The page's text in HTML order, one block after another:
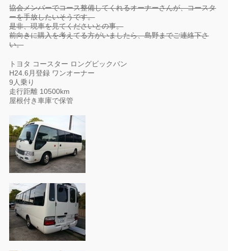
協会メンバーでコース整備してくれるオーナーさんが、コースタ
ーを手放したいそうです。
是非、現車を見てくださいとの事。
前向きに購入を考えてる方がいましたら、島野までご連絡下さ
い。
トヨタ コースター ロングビックバン
H24.6月登録 ワンオーナー
9人乗り
走行距離 10500km
屋根付き車庫で保管